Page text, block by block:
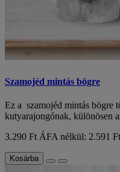
Szamojéd mintás bögre
Ez a szamojéd mintás bögre
kutyarajongónak, különösen
3.290 Ft ÁFA nélkül: 2.591 Ft
Kosárba